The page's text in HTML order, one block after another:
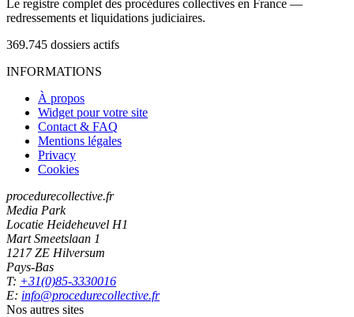
Le registre complet des procédures collectives en France —
redressements et liquidations judiciaires.
369.745 dossiers actifs
INFORMATIONS
À propos
Widget pour votre site
Contact & FAQ
Mentions légales
Privacy
Cookies
procedurecollective.fr
Media Park
Locatie Heideheuvel H1
Mart Smeetslaan 1
1217 ZE Hilversum
Pays-Bas
T: +31(0)85-3330016
E: info@procedurecollective.fr
Nos autres sites